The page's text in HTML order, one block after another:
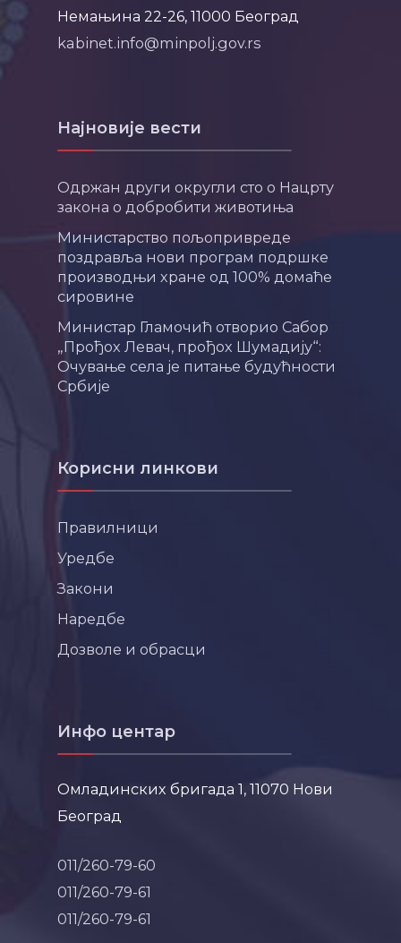
Немањина 22-26, 11000 Београд
kabinet.info@minpolj.gov.rs
Најновије вести
Одржан други округли сто о Нацрту
закона о добробити животиња
Министарство пољопривреде
поздравља нови програм подршке
производњи хране од 100% домаће
сировине
Министар Гламочић отворио Сабор
„Прођох Левач, прођох Шумадију“:
Очување села је питање будућности
Србије
Корисни линкови
Правилници
Уредбе
Закони
Наредбе
Дозволе и обрасци
Инфо центар
Омладинских бригада 1, 11070 Нови
Београд
011/260-79-60
011/260-79-61
011/260-79-61